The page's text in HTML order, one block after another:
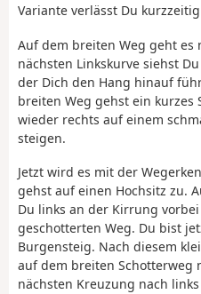
Variante verlässt Du
Auf dem breiten Weg geht es
nächsten Linkskurve siehst
der Dich den Hang hinauf
breiten Weg gehst ein kurzes
wieder rechts auf einem
steigen.
Jetzt wird es mit der
gehst auf einen Hochsitz zu.
Du links an der Kirrung
geschotterten Weg. Du bist
Burgensteig. Nach diesem
auf dem breiten Schotterweg
nächsten Kreuzung nach